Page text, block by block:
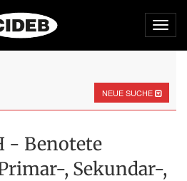
NEUE SUCHE
- Benotete
, Sekundar-,